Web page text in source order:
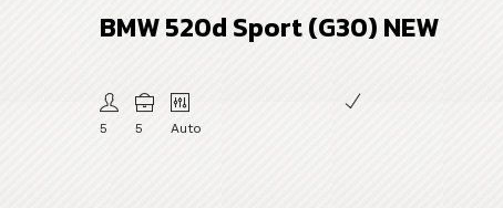
BMW 520d Sport (G30) NEW
5 5 Auto